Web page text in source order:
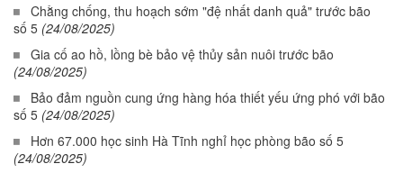
Chằng chống, thu hoạch sớm "đệ nhất danh quả" trước bão
số 5 (24/08/2025)
Gia cố ao hồ, lồng bè bảo vệ thủy sản nuôi trước bão
(24/08/2025)
Bảo đảm nguồn cung ứng hàng hóa thiết yếu ứng phó với bão
số 5 (24/08/2025)
Hơn 67.000 học sinh Hà Tĩnh nghỉ học phòng bão số 5
(24/08/2025)